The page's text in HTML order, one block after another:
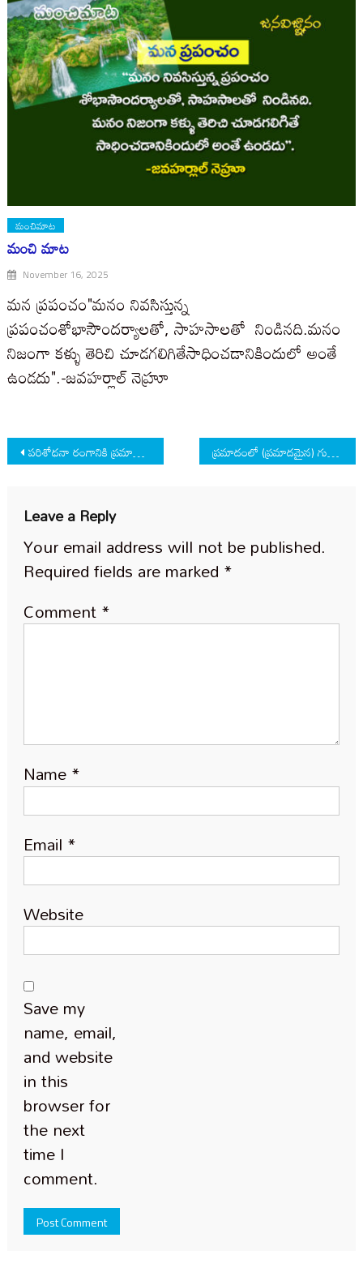
మంచిమాట
మంచి మాట
November 16, 2025
మన ప్రపంచం"మనం నివసిస్తున్న
ప్రపంచంశోభాసౌందర్యాలతో, సాహసాలతో నిండినది.మనం
నిజంగా కళ్ళు తెరిచి చూడగలిగితేసాధించడానికిందులో అంతే
ఉండదు".-జవహర్లాల్ నెహ్రూ
Post
navigation
పరిశోధనా రంగానికి ప్రమాద ఘంటికలు! ప్రమాదంలో (ప్రమాదమైన) గుడ్లగూబ
Leave a Reply
Your email address will not be published.
Required fields are marked *
Comment*
Name*
Email *
Website
Save my
name, email,
and website
in this
browser for
the next
time I
comment.